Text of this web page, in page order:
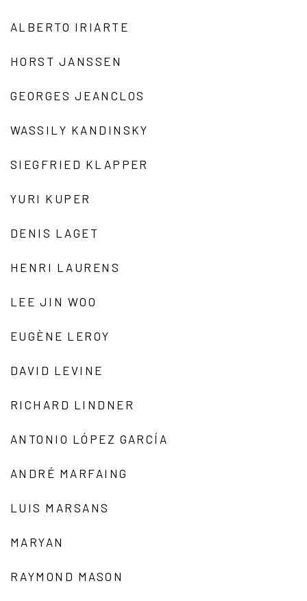
ALBERTO IRIARTE
HORST JANSSEN
GEORGES JEANCLOS
WASSILY KANDINSKY
SIEGFRIED KLAPPER
YURI KUPER
DENIS LAGET
HENRI LAURENS
LEE JIN WOO
EUGÈNE LEROY
DAVID LEVINE
RICHARD LINDNER
ANTONIO LÓPEZ GARCÍA
ANDRÉ MARFAING
LUIS MARSANS
MARYAN
RAYMOND MASON